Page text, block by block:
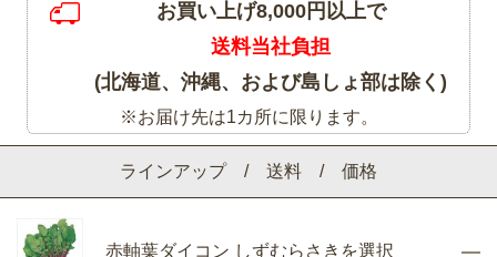
ラインアップ / 送料 / 価格
赤軸葉ダイコン しずむらさきを選択
お買い上げ8,000円以上で
送料当社負担
(北海道、沖縄、および島しょ部は除く)
※お届け先は1カ所に限ります。